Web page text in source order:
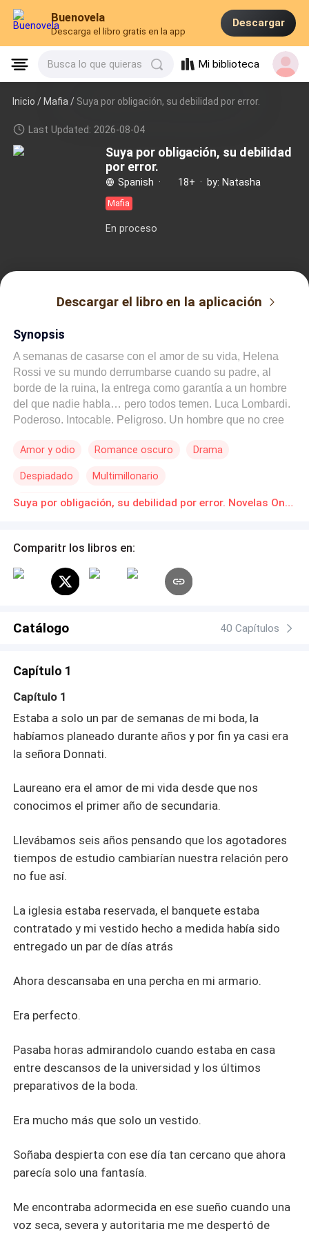
Buenovela
Descarga el libro gratis en la app
Descargar
Busca lo que quieras Mi biblioteca
Inicio /Mafia / Suya por obligación, su debilidad por error.
Last Updated: 2026-08-04
Suya por obligación, su debilidad
por error.
Spanish · 18+ · by: Natasha
Mafia
En proceso
Descargar el libro en la aplicación
Synopsis
A semanas de casarse con el amor de su vida, Helena
Rossi ve su mundo derrumbarse cuando su padre, al
borde de la ruina, la entrega como garantía a un hombre
del que nadie habla… pero todos temen. Luca Lombardi.
Poderoso. Intocable. Peligroso. Un hombre que no cree
de la peor manera. Ahora, Helena le pertenece.
convertirse en su esposa, Helena se niega a ser una
víctima. Desafiante, inteligente y decidida, hará todo lo
Pero Luca no es quien aparenta. Detrás de su frialdad
acechando. Y lo que comienza como una obligación… se
convierte en un juego de poder, deseo y emociones que
un mundo donde el amor es una debilidad… enamorarse
Amor y odio Romance oscuro Drama
Despiadado Multimillonario
Protagonista femenina fuerte
Matrimonio Exprés
Suya por obligación, su debilidad por error. Novelas Online Descarga gratuita de PDF
Comparitr los libros en:
Catálogo 40 Capítulos
Capítulo 1
Capítulo 1
Estaba a solo un par de semanas de mi boda, la
habíamos planeado durante años y por fin ya casi era
la señora Donnati.
Laureano era el amor de mi vida desde que nos
conocimos el primer año de secundaria.
Llevábamos seis años pensando que los agotadores
tiempos de estudio cambiarían nuestra relación pero
no fue así.
La iglesia estaba reservada, el banquete estaba
contratado y mi vestido hecho a medida había sido
entregado un par de días atrás
Ahora descansaba en una percha en mi armario.
Era perfecto.
Pasaba horas admirandolo cuando estaba en casa
entre descansos de la universidad y los últimos
preparativos de la boda.
Era mucho más que solo un vestido.
Soñaba despierta con ese día tan cercano que ahora
parecía solo una fantasía.
Me encontraba adormecida en ese sueño cuando una
voz seca, severa y autoritaria me me despertó de